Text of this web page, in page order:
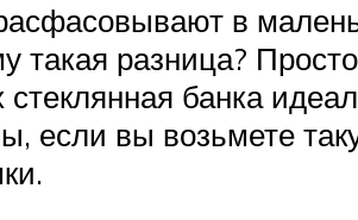
в
такая разница?
банка
если вы возьмете